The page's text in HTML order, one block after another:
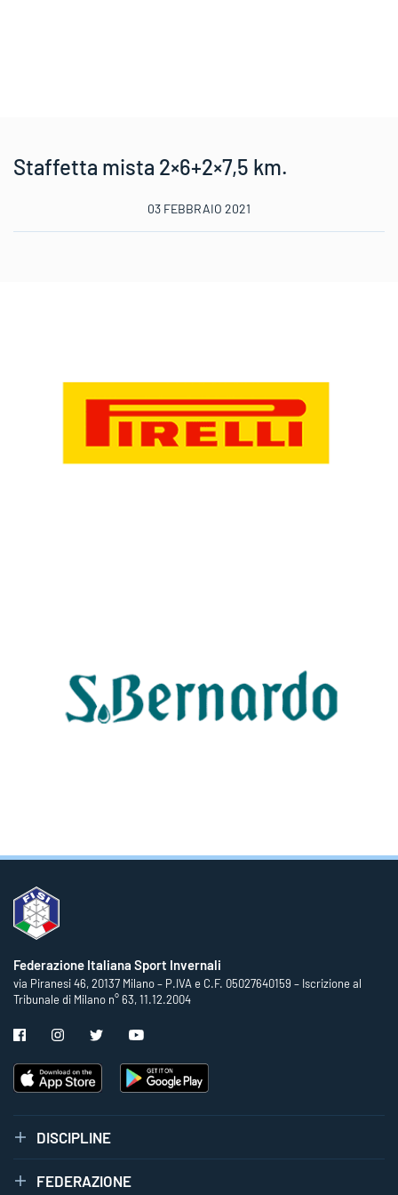
Staffetta mista 2×6+2×7,5 km.
03 FEBBRAIO 2021
Federazione Italiana Sport Invernali
via Piranesi 46, 20137 Milano – P.IVA e C.F. 05027640159 – Iscrizione al
Tribunale di Milano n° 63, 11.12.2004
DISCIPLINE
FEDERAZIONE